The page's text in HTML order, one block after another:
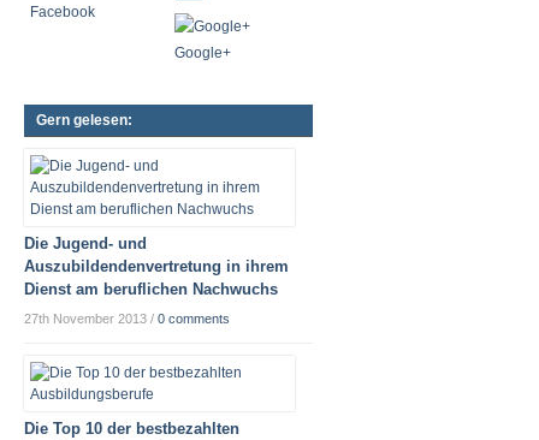
Facebook
Google+
Gern gelesen:
Die Jugend- und
Auszubildendenvertretung in ihrem
Dienst am beruflichen Nachwuchs
27th November 2013 / 0 comments
Die Top 10 der bestbezahlten